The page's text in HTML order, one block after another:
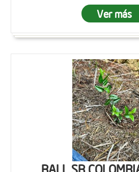
Ver más
BALL SB